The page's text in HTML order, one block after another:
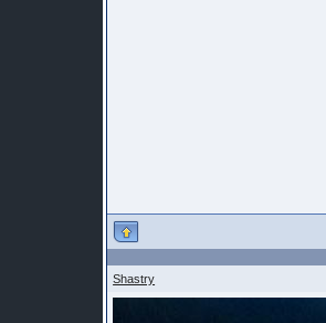
Shastry